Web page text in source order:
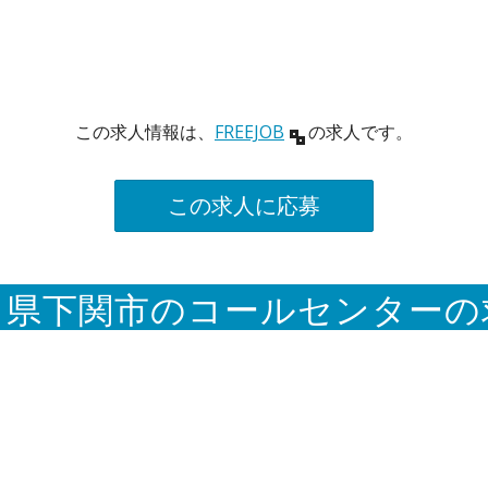
この求人情報は、 FREEJOB の求人です。
この求人に応募
下関市のコールセンター